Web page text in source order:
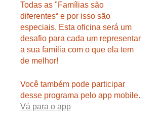
Todas as "Famílias são
diferentes“ e por isso são
especiais. Esta oficina será um
desafio para cada um representar
a sua família com o que ela tem
de melhor!
Você também pode participar
desse programa pelo app mobile.
Vá para o app